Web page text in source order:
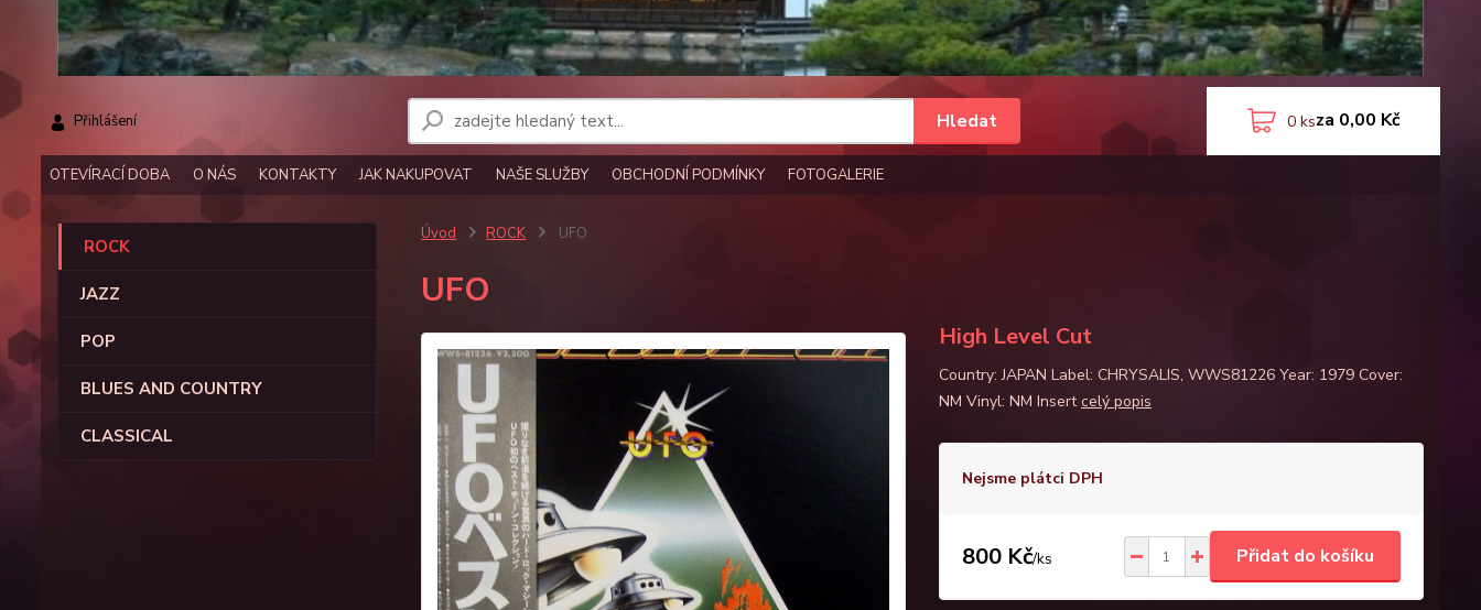
OTEVÍRACÍ DOBA O NÁS KONTAKTY JAK NAKUPOVAT NAŠE SLUŽBY OBCHODNÍ PODMÍNKY FOTOGALERIE
Přihlášení Hledat 0 ksza 0,00 Kč
ROCK
JAZZ
POP
BLUES AND COUNTRY
CLASSICAL
Úvod ROCK UFO
UFO
High Level Cut
Country: JAPAN Label: CHRYSALIS, WWS81226 Year: 1979 Cover:
NM Vinyl: NM Insertcelý popis
Nejsme plátci DPH
800 Kč/ks Přidat do košíku